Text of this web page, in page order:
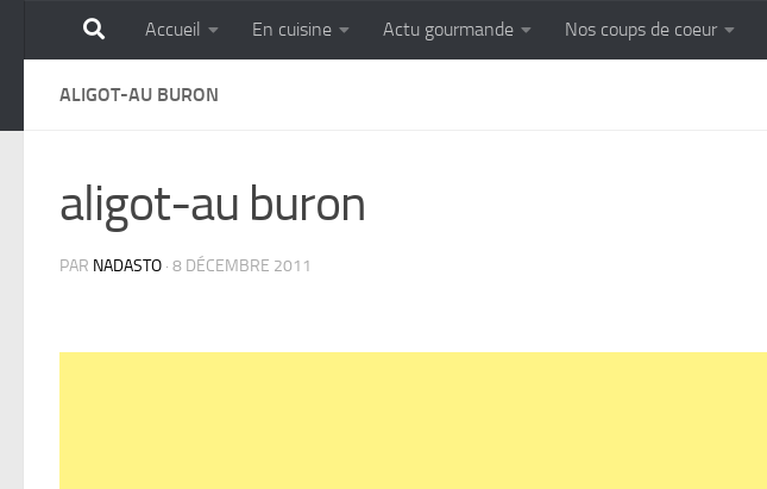
Skip to content
GOURMANDISE SANS FRONTIERES
Accueil En cuisine Actu gourmande Nos coups de coeur
ALIGOT-AU BURON
aligot-au buron
PAR NADASTO · 8 DÉCEMBRE 2011